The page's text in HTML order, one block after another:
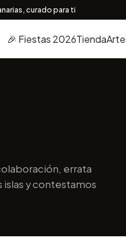
curado para ti
🎉 Fiestas 2026Tienda
errata
islas y contestamos